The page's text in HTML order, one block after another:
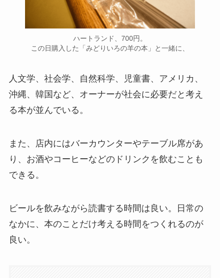
ハートランド、700円。
この日購入した「みどりいろの羊の本」と一緒に、
人文学、社会学、自然科学、児童書、アメリカ、
沖縄、韓国など、オーナーが社会に必要だと考え
る本が並んでいる。
また、店内にはバーカウンターやテーブル席があ
り、お酒やコーヒーなどのドリンクを飲むことも
できる。
ビールを飲みながら読書する時間は良い。日常の
なかに、本のことだけ考える時間をつくれるのが
良い。